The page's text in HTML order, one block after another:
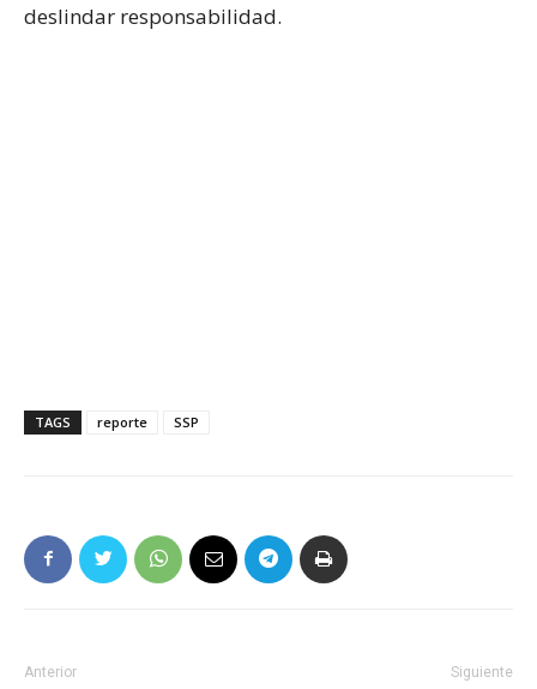
deslindar responsabilidad.
TAGS reporte SSP
Anterior Siguiente